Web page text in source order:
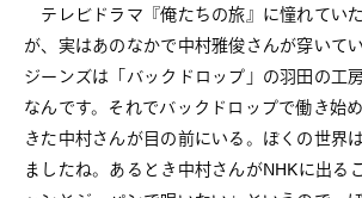
テレビドラマ『俺たちの旅』に憧れてい
が、実はあのなかで中村雅俊さんが穿いて
ジーンズは「バックドロップ」の羽田の工
なんです。それでバックドロップで働き始
きた中村さんが目の前にいる。ぼくの世界
ましたね。あるとき中村さんがNHKに出る